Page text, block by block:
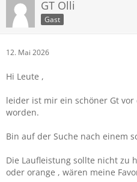
GT Olli
Gast
12. Mai 2026
Hi Leute ,
leider ist mir ein schöner Gt
worden.
Bin auf der Suche nach einem
Die Laufleistung sollte nicht zu
oder orange , wären meine